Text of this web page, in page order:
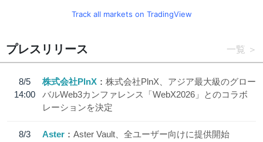
Track all markets on TradingView
プレスリリース 一覧
8/5
14:00
株式会社PlnX
株式会社PlnX、アジア最大級のグロー
バルWeb3カンファレンス「WebX2026」とのコラボ
レーションを決定
8/3
Aster Aster Vault、全ユーザー向けに提供開始